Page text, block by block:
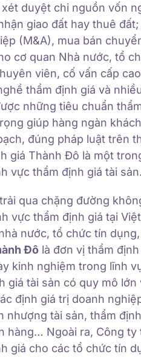
duyệt chi nguồn vốn
giao đất hay thuê
(M&A), mua bán
cơ quan Nhà nước, tổ
viên, cố vấn cấp
thẩm định giá và
những tiêu chuẩn
giúp hàng ngàn
đúng pháp luật trên
giá Thành Đô là một
vực thẩm định giá tài sản.
qua chặng đường
vực thẩm định giá tại
nước, tổ chức tín
Đô là đơn vị thẩm
kinh nghiệm trong lĩnh
giá tài sản có quy mô
định giá trị doanh
nhượng tài sản, thẩm
hàng… Ngoài ra, Công
giá cho các tổ chức tín